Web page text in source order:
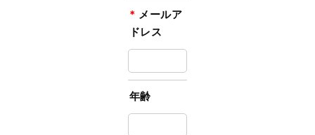
* メールア
ドレス
年齢